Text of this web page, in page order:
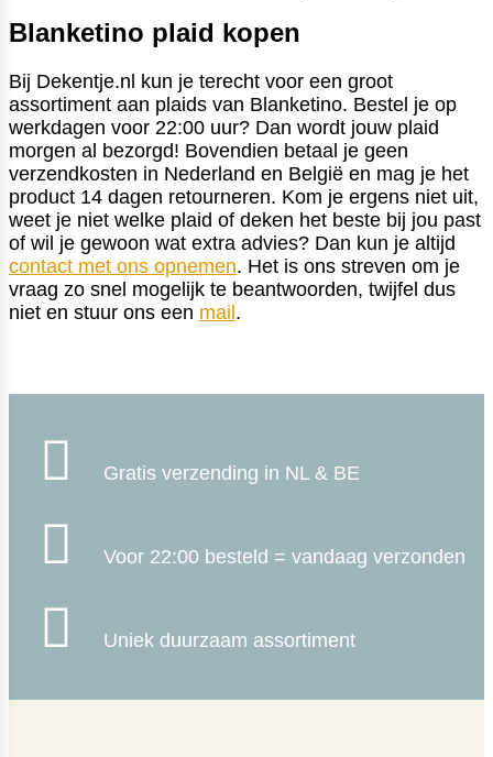
Blanketino plaid kopen
Bij Dekentje.nl kun je terecht voor een groot
assortiment aan plaids van Blanketino. Bestel je op
werkdagen voor 22:00 uur? Dan wordt jouw plaid
morgen al bezorgd! Bovendien betaal je geen
verzendkosten in Nederland en België en mag je het
product 14 dagen retourneren. Kom je ergens niet uit,
weet je niet welke plaid of deken het beste bij jou past
of wil je gewoon wat extra advies? Dan kun je altijd
contact met ons opnemen. Het is ons streven om je
vraag zo snel mogelijk te beantwoorden, twijfel dus
niet en stuur ons een mail.
 Gratis verzending in NL & BE
 Voor 22:00 besteld = vandaag verzonden
 Uniek duurzaam assortiment